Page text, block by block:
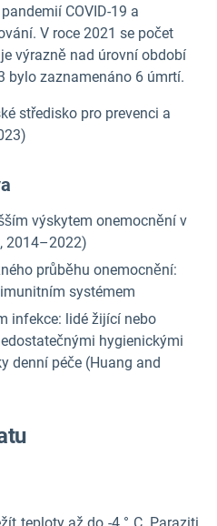
COVID-19 a
V roce 2021 se počet
výrazně nad úrovní období
bylo zaznamenáno 6 úmrtí.
středisko pro prevenci a
výskytem onemocnění v
2014–2022)
průběhu onemocnění:
systémem
infekce: lidé žijící nebo
hygienickými
denní péče (Huang and